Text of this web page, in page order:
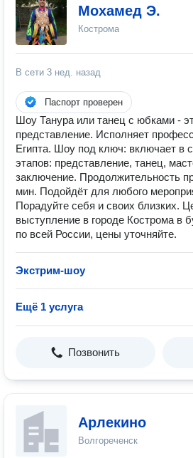
Мохамед Э.
Кострома
В сети 3 нед. назад
Паспорт проверен
Шоу Танура или танец с юбками -
представление. Исполняет
Египта. Шоу под ключ: включает в
этапов: представление, танец,
заключение. Продолжительность
мин. Подойдёт для любого
Порадуйте себя и своих близких.
выступление в городе Кострома в
по всей России, цены уточняйте.
Экстрим-шоу
Ещё 1 услуга
Позвонить
Арлекино
Волгореченск